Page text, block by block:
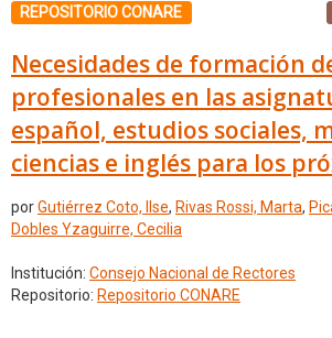
REPOSITORIO CONARE
Necesidades de formación
profesionales en las
español, estudios sociales,
ciencias e inglés para los
porGutiérrez Coto, Ilse, Rivas Rossi, Marta,
Dobles Yzaguirre, Cecilia
Institución: Consejo Nacional de Rectores
Repositorio: Repositorio CONARE